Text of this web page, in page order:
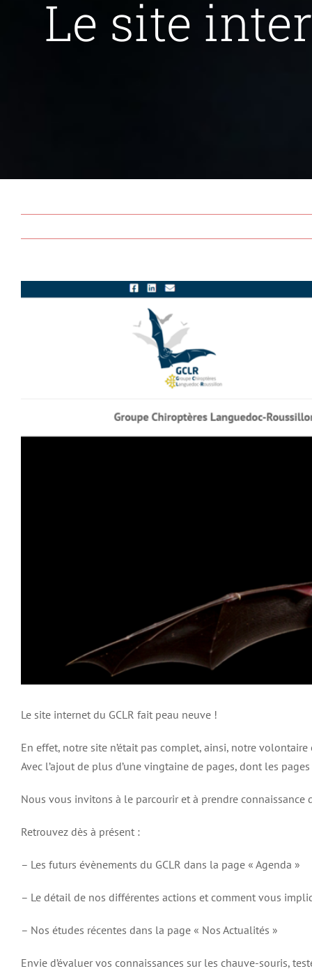
Le site
Le site internet du GCLR fait peau neuve !
En effet, notre site n’était pas complet, ainsi, notre
Avec l’ajout de plus d’une vingtaine de pages, dont les
Nous vous invitons à le parcourir et à prendre connaissance
Retrouvez dès à présent :
– Les futurs évènements du GCLR dans la page « Agenda »
– Le détail de nos différentes actions et comment vous
– Nos études récentes dans la page « Nos Actualités »
Envie d’évaluer vos connaissances sur les chauve-souris,